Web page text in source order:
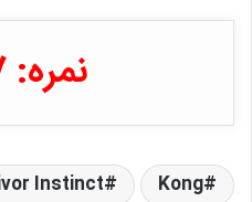
نمره: 7 از 10
Kong
Instinct